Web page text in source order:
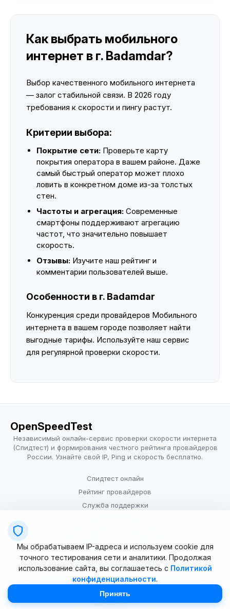
Как выбрать мобильного
интернет в г. Badamdar?
Выбор качественного мобильного интернета
— залог стабильной связи. В 2026 году
требования к скорости и пингу растут.
Критерии выбора:
Покрытие сети: Проверьте карту
покрытия оператора в вашем районе. Даже
самый быстрый оператор может плохо
ловить в конкретном доме из-за толстых
стен.
Частоты и агрегация: Современные
смартфоны поддерживают агрегацию
частот, что значительно повышает
скорость.
Отзывы: Изучите наш рейтинг и
комментарии пользователей выше.
Особенности в г. Badamdar
Конкуренция среди провайдеров Мобильного
интернета в вашем городе позволяет найти
выгодные тарифы. Используйте наш сервис
для регулярной проверки скорости.
OpenSpeedTest
Независимый онлайн-сервис проверки скорости интернета
(Спидтест) и формирования честного рейтинга провайдеров
России. Узнайте свой IP, Ping и скорость бесплатно.
Спидтест онлайн
Рейтинг провайдеров
Служба поддержки
Условия использования
© 2025–2026 OpenSpeedTest (ИП Долматова В.В.). Все права
Мы обрабатываем IP-адреса и используем cookie для
точного тестирования сети и аналитики. Продолжая
использование сайта, вы соглашаетесь с Политикой
конфиденциальности.
Принять